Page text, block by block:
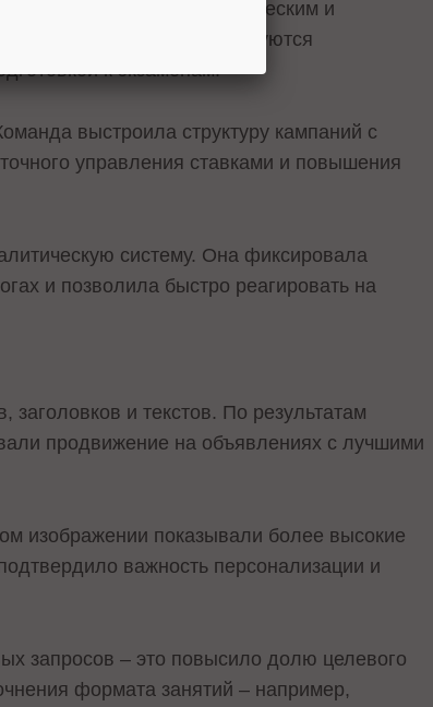
креативы с географическим и
людей, которые интересуются
к экзаменам.
выстроила структуру кампаний с
управления ставками и повышения
систему. Она фиксировала
и позволила быстро реагировать на
и текстов. По результатам
продвижение на объявлениях с лучшими
изображении показывали более высокие
важность персонализации и
запросов – это повысило долю целевого
формата занятий – например,